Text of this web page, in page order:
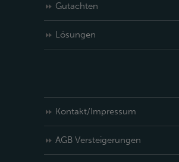
Gutachten
Lösungen
Kontakt/Impressum
AGB Versteigerungen